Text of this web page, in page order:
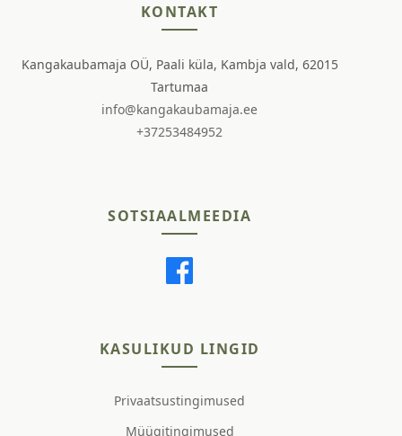
KONTAKT
Kangakaubamaja OÜ, Paali küla, Kambja vald, 62015
Tartumaa
info@kangakaubamaja.ee
+37253484952
SOTSIAALMEEDIA
KASULIKUD LINGID
Privaatsustingimused
Müügitingimused